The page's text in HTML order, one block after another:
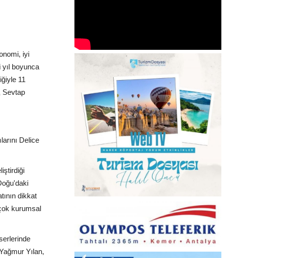
iyi
boyunca
11
Sevtap
Delice
dikkat
kurumsal
Yılan,